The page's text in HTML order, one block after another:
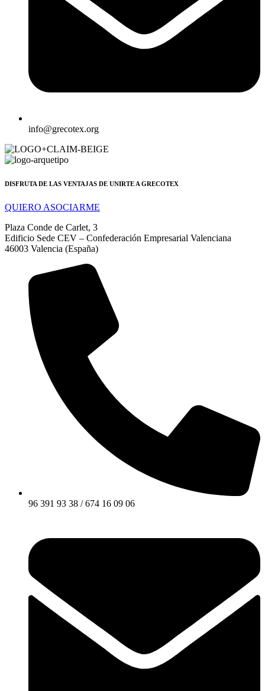
info@grecotex.org
DISFRUTA DE LAS VENTAJAS DE UNIRTE A GRECOTEX
QUIERO ASOCIARME
Plaza Conde de Carlet, 3
Edificio Sede CEV – Confederación Empresarial Valenciana
46003 Valencia (España)
96 391 93 38 / 674 16 09 06